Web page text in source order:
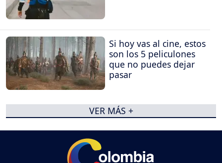
Si hoy vas al cine, estos
son los 5 peliculones
que no puedes dejar
pasar
VER MÁS +